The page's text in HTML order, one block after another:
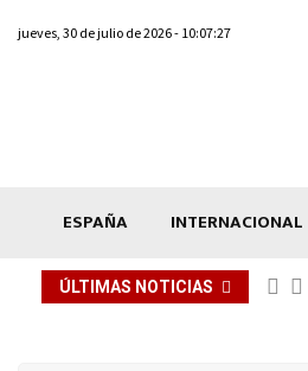
jueves, 30 de julio de 2026 - 10:07:27
ESPAÑA INTERNACIONAL
ÚLTIMAS NOTICIAS